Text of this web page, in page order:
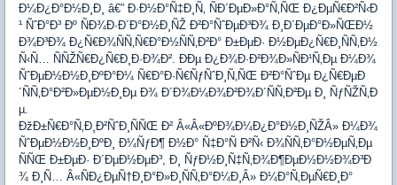
Ð¼Ð¿Ð°Ð½Ð¸Ð¸ â€” Ð·Ð½Ð°Ñ‡Ð¸Ñ‚ ÑÐ´ÐµÐ»Ð°Ñ‚ÑŒ Ð¿ÐµÑ€Ð²Ñ‹Ð
¹ ÑˆÐ°Ð³ Ðº ÑÐ¾Ð·Ð´Ð°Ð½Ð¸ÑŽ Ð²Ð°ÑˆÐµÐ³Ð¾ Ð¸Ð´ÐµÐ°Ð»ÑŒÐ½
Ð¾Ð³Ð¾ Ð¿Ñ€Ð¾ÑÑ‚Ñ€Ð°Ð½ÑÑ‚Ð²Ð° Ð±ÐµÐ· Ð½ÐµÐ¿Ñ€Ð¸ÑÑ‚Ð½
Ñ‹Ñ… ÑÑŽÑ€Ð¿Ñ€Ð¸Ð·Ð¾Ð². ÐÐµ Ð¿Ð¾Ð·Ð²Ð¾Ð»ÑÐ¹Ñ‚Ðµ Ð¼Ð¾
ÑˆÐµÐ½Ð½Ð¸ÐºÐ°Ð¼ Ñ€Ð°Ð·Ñ€ÑƒÑˆÐ¸Ñ‚ÑŒ Ð²Ð°ÑˆÐµ Ð¿Ñ€ÐµÐ
´ÑÑ‚Ð°Ð²Ð»ÐµÐ½Ð¸Ðµ Ð¾ Ð´Ð¾Ð¼Ð¾Ð²Ð¾Ð´ÑÑ‚Ð²Ðµ Ð¸ ÑƒÑŽÑ‚Ð
µ.
ÐžÐ±Ñ€Ð°Ñ‚Ð¸Ð²ÑˆÐ¸ÑÑŒ Ð² Â«Â«ÐºÐ¾Ð¼Ð¿Ð°Ð½Ð¸ÑŽÂ» Ð¼Ð¾
ÑˆÐµÐ½Ð½Ð¸ÐºÐ¸ Ð¼ÑƒÐ¶ Ð½Ð° Ñ‡Ð°Ñ Ð²Ñ‹ Ð¾ÑÑ‚Ð°Ð½ÐµÑ‚Ðµ
ÑÑŒ Ð±ÐµÐ· Ð´ÐµÐ½ÐµÐ³, Ð¸ ÑƒÐ½Ð¸Ñ‡Ñ‚Ð¾Ð¶ÐµÐ½Ð½Ð¾Ð³Ð
¾ Ð¸Ñ… Â«ÑÐ¿ÐµÑ†Ð¸Ð°Ð»Ð¸ÑÑ‚Ð°Ð¼Ð¸Â» Ð¼Ð°Ñ‚ÐµÑ€Ð¸Ð°